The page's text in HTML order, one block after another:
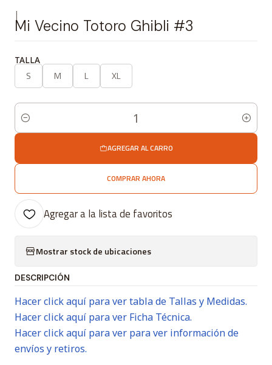
|
Mi Vecino Totoro Ghibli #3
TALLA
S M L XL
Cantidad
AGREGAR AL CARRO
COMPRAR AHORA
Agregar a la lista de favoritos
Mostrar stock de ubicaciones
DESCRIPCIÓN
Hacer click aquí para ver tabla de Tallas y Medidas.
Hacer click aquí para ver Ficha Técnica.
Hacer click aquí para ver para ver información de
envíos y retiros.